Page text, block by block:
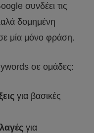
συνδέει τις
δομημένη
σε μία μόνο φράση.
σε ομάδες:
για βασικές
για